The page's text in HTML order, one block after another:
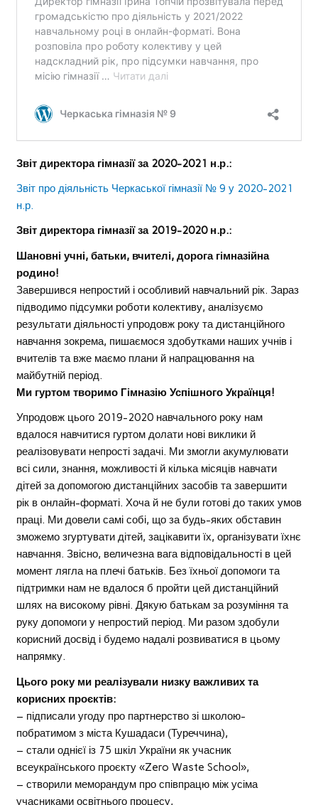
Звіт директора гімназії за 2020-2021 н.р.:
Звіт про діяльність Черкаської гімназії № 9 у 2020-2021
н.р.
Звіт директора гімназії за 2019-2020 н.р.:
Шановні учні, батьки, вчителі, дорога гімназійна
родино!
Завершився непростий і особливий навчальний рік. Зараз
підводимо підсумки роботи колективу, аналізуємо
результати діяльності упродовж року та дистанційного
навчання зокрема, пишаємося здобутками наших учнів і
вчителів та вже маємо плани й напрацювання на
майбутній період.
Ми гуртом творимо Гімназію Успішного Українця!
Упродовж цього 2019-2020 навчального року нам
вдалося навчитися гуртом долати нові виклики й
реалізовувати непрості задачі. Ми змогли акумулювати
всі сили, знання, можливості й кілька місяців навчати
дітей за допомогою дистанційних засобів та завершити
рік в онлайн-форматі. Хоча й не були готові до таких умов
праці. Ми довели самі собі, що за будь-яких обставин
зможемо згуртувати дітей, зацікавити їх, організувати їхнє
навчання. Звісно, величезна вага відповідальності в цей
момент лягла на плечі батьків. Без їхньої допомоги та
підтримки нам не вдалося б пройти цей дистанційний
шлях на високому рівні. Дякую батькам за розуміння та
руку допомоги у непростий період. Ми разом здобули
корисний досвід і будемо надалі розвиватися в цьому
напрямку.
Цього року ми реалізували низку важливих та
корисних проєктів:
– підписали угоду про партнерство зі школою-
побратимом з міста Кушадаси (Туреччина),
– стали однієї із 75 шкіл України як учасник
всеукраїнського проєкту «Zero Waste School»,
– створили меморандум про співпрацю між усіма
учасниками освітнього процесу,